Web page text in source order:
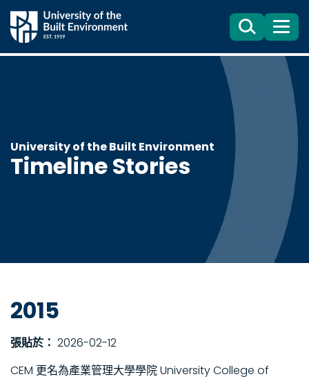
Search
目
錄
University of the Built Environment
Timeline Stories
2015
張貼於： 2026-02-12
CEM 更名為產業管理大學學院 University College of